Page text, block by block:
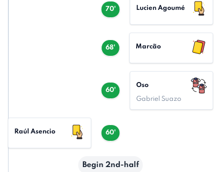
70' Lucien Agoumé
68' Marcão
60'
Oso
Gabriel Suazo
60'
Raúl Asencio
Begin 2nd-half